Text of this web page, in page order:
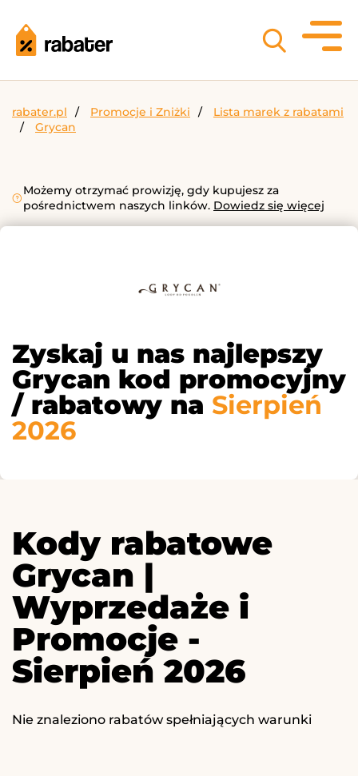
rabater.pl Promocje i Zniżki
Lista marek z rabatami
Grycan
Możemy otrzymać prowizję, gdy kupujesz za
pośrednictwem naszych linków. Dowiedz się więcej
Zyskaj u nas najlepszy
Grycan kod promocyjny
/ rabatowy na Sierpień
2026
Kody rabatowe
Grycan |
Wyprzedaże i
Promocje -
Sierpień 2026
Nie znaleziono rabatów spełniających warunki